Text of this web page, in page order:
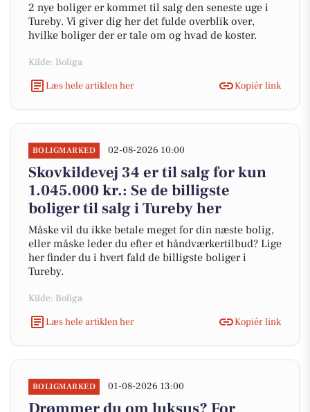
2 nye boliger er kommet til salg den seneste uge i
Tureby. Vi giver dig her det fulde overblik over,
hvilke boliger der er tale om og hvad de koster.
Kilde: Boliga
Læs hele artiklen her
Kopiér link
BOLIGMARKED 02-08-2026 10:00
Skovkildevej 34 er til salg for kun
1.045.000 kr.: Se de billigste
boliger til salg i Tureby her
Måske vil du ikke betale meget for din næste bolig,
eller måske leder du efter et håndværkertilbud? Lige
her finder du i hvert fald de billigste boliger i
Tureby.
Kilde: Boliga
Læs hele artiklen her
Kopiér link
BOLIGMARKED 01-08-2026 13:00